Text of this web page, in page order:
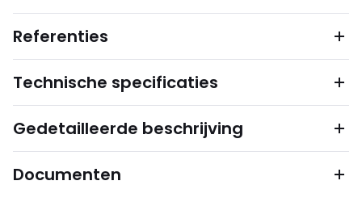
Referenties
Technische specificaties
Gedetailleerde beschrijving
Documenten